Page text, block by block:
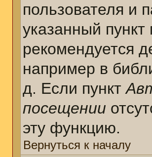
пользователя и
указанный
рекомендуется
например в
д. Если пункт
посещении
эту функцию.
Вернуться к началу